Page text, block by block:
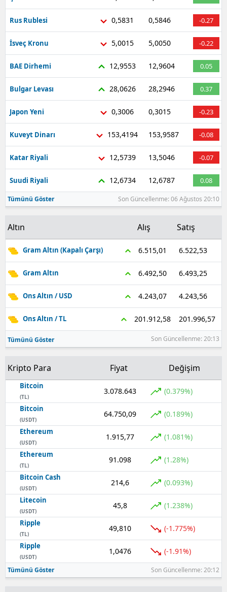
Malatya
Kahramanmaraş
Mardin
Muğla
Nevşehir
Niğde
Ordu
Rize
Sakarya
Siirt
Sinop
Sivas
Tekirdağ
Tokat
Trabzon
Tunceli
Şanlıurfa
Uşak
Yozgat
Zonguldak
Aksaray
Karaman
Kırıkkale
Rus Rublesi 0,5831 0,5846 -0.27
İsveç Kronu 5,0015 5,0050 -0.22
BAE Dirhemi 12,9553 12,9604 0.05
Bulgar Levası 28,0626 28,2946 0.37
Japon Yeni 0,3006 0,3015 -0.23
Kuveyt Dinarı 153,4194 153,9587 -0.08
Katar Riyali 12,5739 13,5046 -0.07
Suudi Riyali 12,6734 12,6787 0.08
Tümünü Göster Son Güncellenme: 06 Ağustos 20:10
Altın Alış Satış
Gram Altın (Kapalı Çarşı) 6.515,01 6.522,53
Gram Altın 6.492,50 6.493,25
Ons Altın / USD 4.243,07 4.243,56
Ons Altın / TL 201.912,58 201.996,57
Tümünü Göster Son Güncellenme: 20:13
Kripto Para Fiyat Değişim
Bitcoin
(TL)
3.078.643 (0.379%)
Bitcoin
(USDT)
64.750,09 (0.189%)
Ethereum
(USDT)
1.915,77 (1.081%)
Ethereum
(TL)
91.098 (1.28%)
Bitcoin Cash
(USDT)
214,6 (0.093%)
Litecoin
(USDT)
45,8 (1.238%)
Ripple
(TL)
49,810 (-1.775%)
Ripple
(USDT)
1,0476 (-1.91%)
Tümünü Göster Son Güncellenme: 20:12